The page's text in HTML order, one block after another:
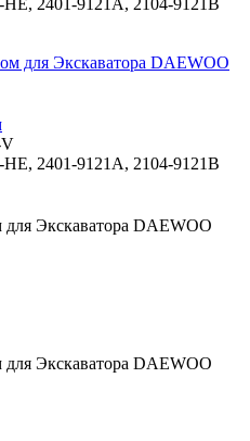
2401-9121A, 2104-9121B
для Экскаватора DAEWOO
для Экскаватора DAEWOO